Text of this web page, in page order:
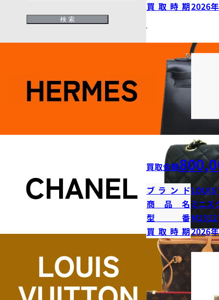
買取時期2026
買取金額
ブランドLOUIS
商品名 ミニス
型番
買取時期2026